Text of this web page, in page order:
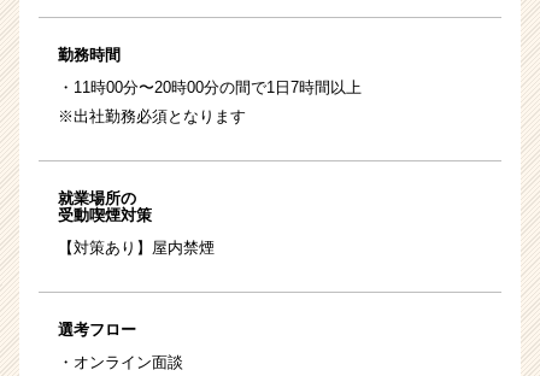
勤務時間
・11時00分〜20時00分の間で1日7時間以上
※出社勤務必須となります
就業場所の
受動喫煙対策
【対策あり】屋内禁煙
選考フロー
・オンライン面談